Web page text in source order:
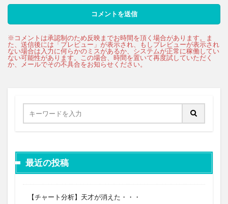
最近の投稿
【チャート分析】天才が消えた・・・